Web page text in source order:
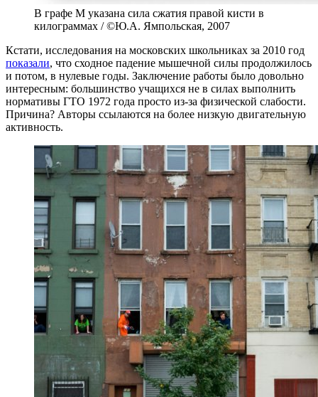
В графе M указана сила сжатия правой кисти в
килограммах / ©Ю.А. Ямпольская, 2007
Кстати, исследования на московских школьниках за 2010 год
показали, что сходное падение мышечной силы продолжилось
и потом, в нулевые годы. Заключение работы было довольно
интересным: большинство учащихся не в силах выполнить
нормативы ГТО 1972 года просто из-за физической слабости.
Причина? Авторы ссылаются на более низкую двигательную
активность.